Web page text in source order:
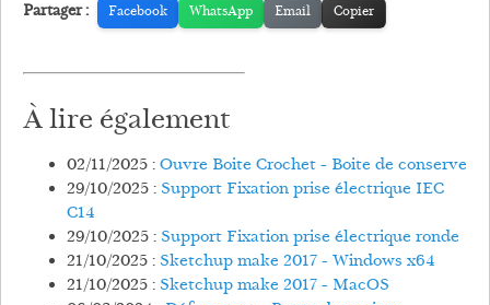
Partager : Facebook WhatsApp Email Copier
À lire également
02/11/2025 :Ouvre Boite Crochet - Boite de conserve
29/10/2025 : Support Fixation prise électrique IEC
C14
29/10/2025 : Support Fixation prise électrique ronde
21/10/2025 : Sketchup make 2017 - Windows x64
21/10/2025 : Sketchup make 2017 - MacOS